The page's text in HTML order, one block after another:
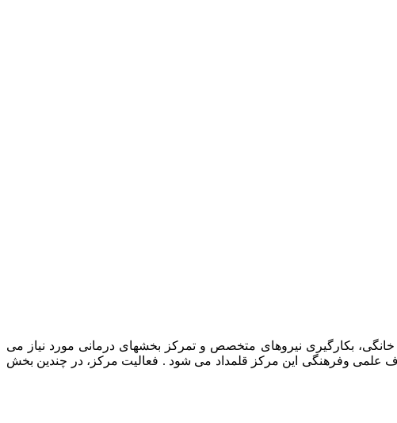
بخش درمانی حیوانات خانگی، بکارگیری نیروهای متخصص و تمرکز بخشهای درمانی مورد نیاز می
علمی وفرهنگی این مرکز قلمداد می شود . فعالیت مرکز، در چندین بخش